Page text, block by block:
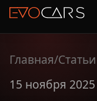
Главная/Статьи
15 ноября 2025